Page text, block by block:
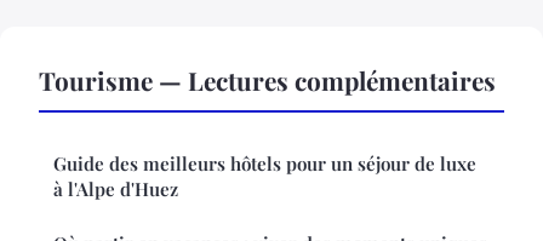
Tourisme — Lectures complémentaires
Guide des meilleurs hôtels pour un séjour de luxe
à l'Alpe d'Huez